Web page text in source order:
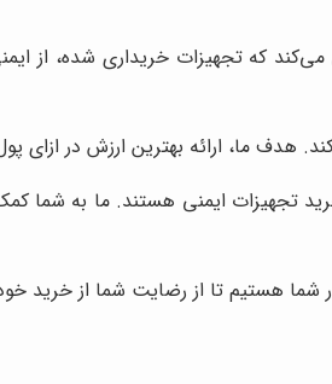
که تجهیزات خریداری شده، از
هدف ما، ارائه بهترین ارزش در ازای
ایمنی هستند. ما به شما کمک
شما هستیم تا از رضایت شما از خرید